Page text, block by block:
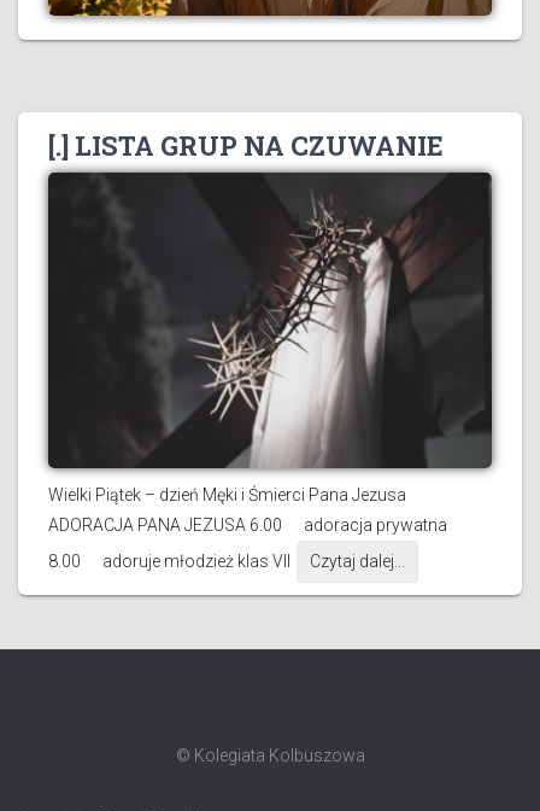
[.] LISTA GRUP NA CZUWANIE
Wielki Piątek – dzień Męki i Śmierci Pana Jezusa
ADORACJA PANA JEZUSA 6.00 adoracja prywatna
8.00 adoruje młodzież klas VII
Czytaj dalej...
© Kolegiata Kolbuszowa